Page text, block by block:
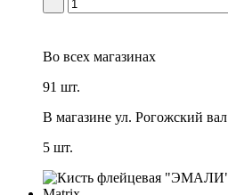
Во всех магазинах
91 шт.
В магазине ул. Рогожский вал
5 шт.